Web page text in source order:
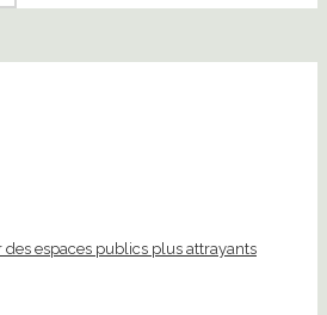
espaces publics plus attrayants